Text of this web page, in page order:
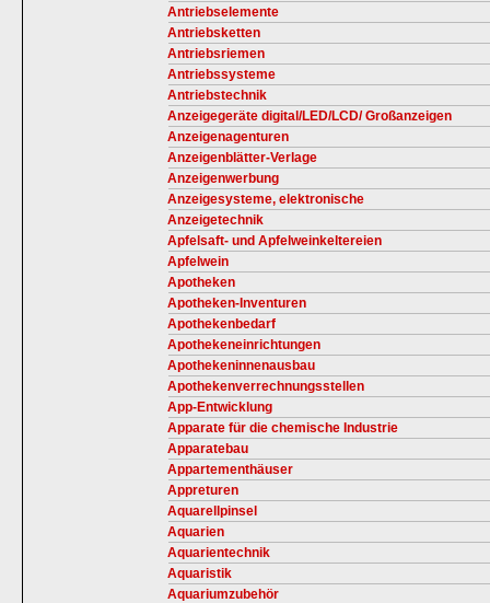
Antriebselemente
Antriebsketten
Antriebsriemen
Antriebssysteme
Antriebstechnik
Anzeigegeräte digital/LED/LCD/ Großanzeigen
Anzeigenagenturen
Anzeigenblätter-Verlage
Anzeigenwerbung
Anzeigesysteme, elektronische
Anzeigetechnik
Apfelsaft- und Apfelweinkeltereien
Apfelwein
Apotheken
Apotheken-Inventuren
Apothekenbedarf
Apothekeneinrichtungen
Apothekeninnenausbau
Apothekenverrechnungsstellen
App-Entwicklung
Apparate für die chemische Industrie
Apparatebau
Appartementhäuser
Appreturen
Aquarellpinsel
Aquarien
Aquarientechnik
Aquaristik
Aquariumzubehör